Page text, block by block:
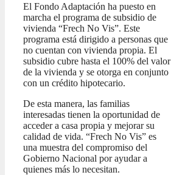
El Fondo Adaptación ha puesto en
marcha el programa de subsidio de
vivienda “Frech No Vis”. Este
programa está dirigido a personas que
no cuentan con vivienda propia. El
subsidio cubre hasta el 100% del valor
de la vivienda y se otorga en conjunto
con un crédito hipotecario.
De esta manera, las familias
interesadas tienen la oportunidad de
acceder a casa propia y mejorar su
calidad de vida. “Frech No Vis” es
una muestra del compromiso del
Gobierno Nacional por ayudar a
quienes más lo necesitan.